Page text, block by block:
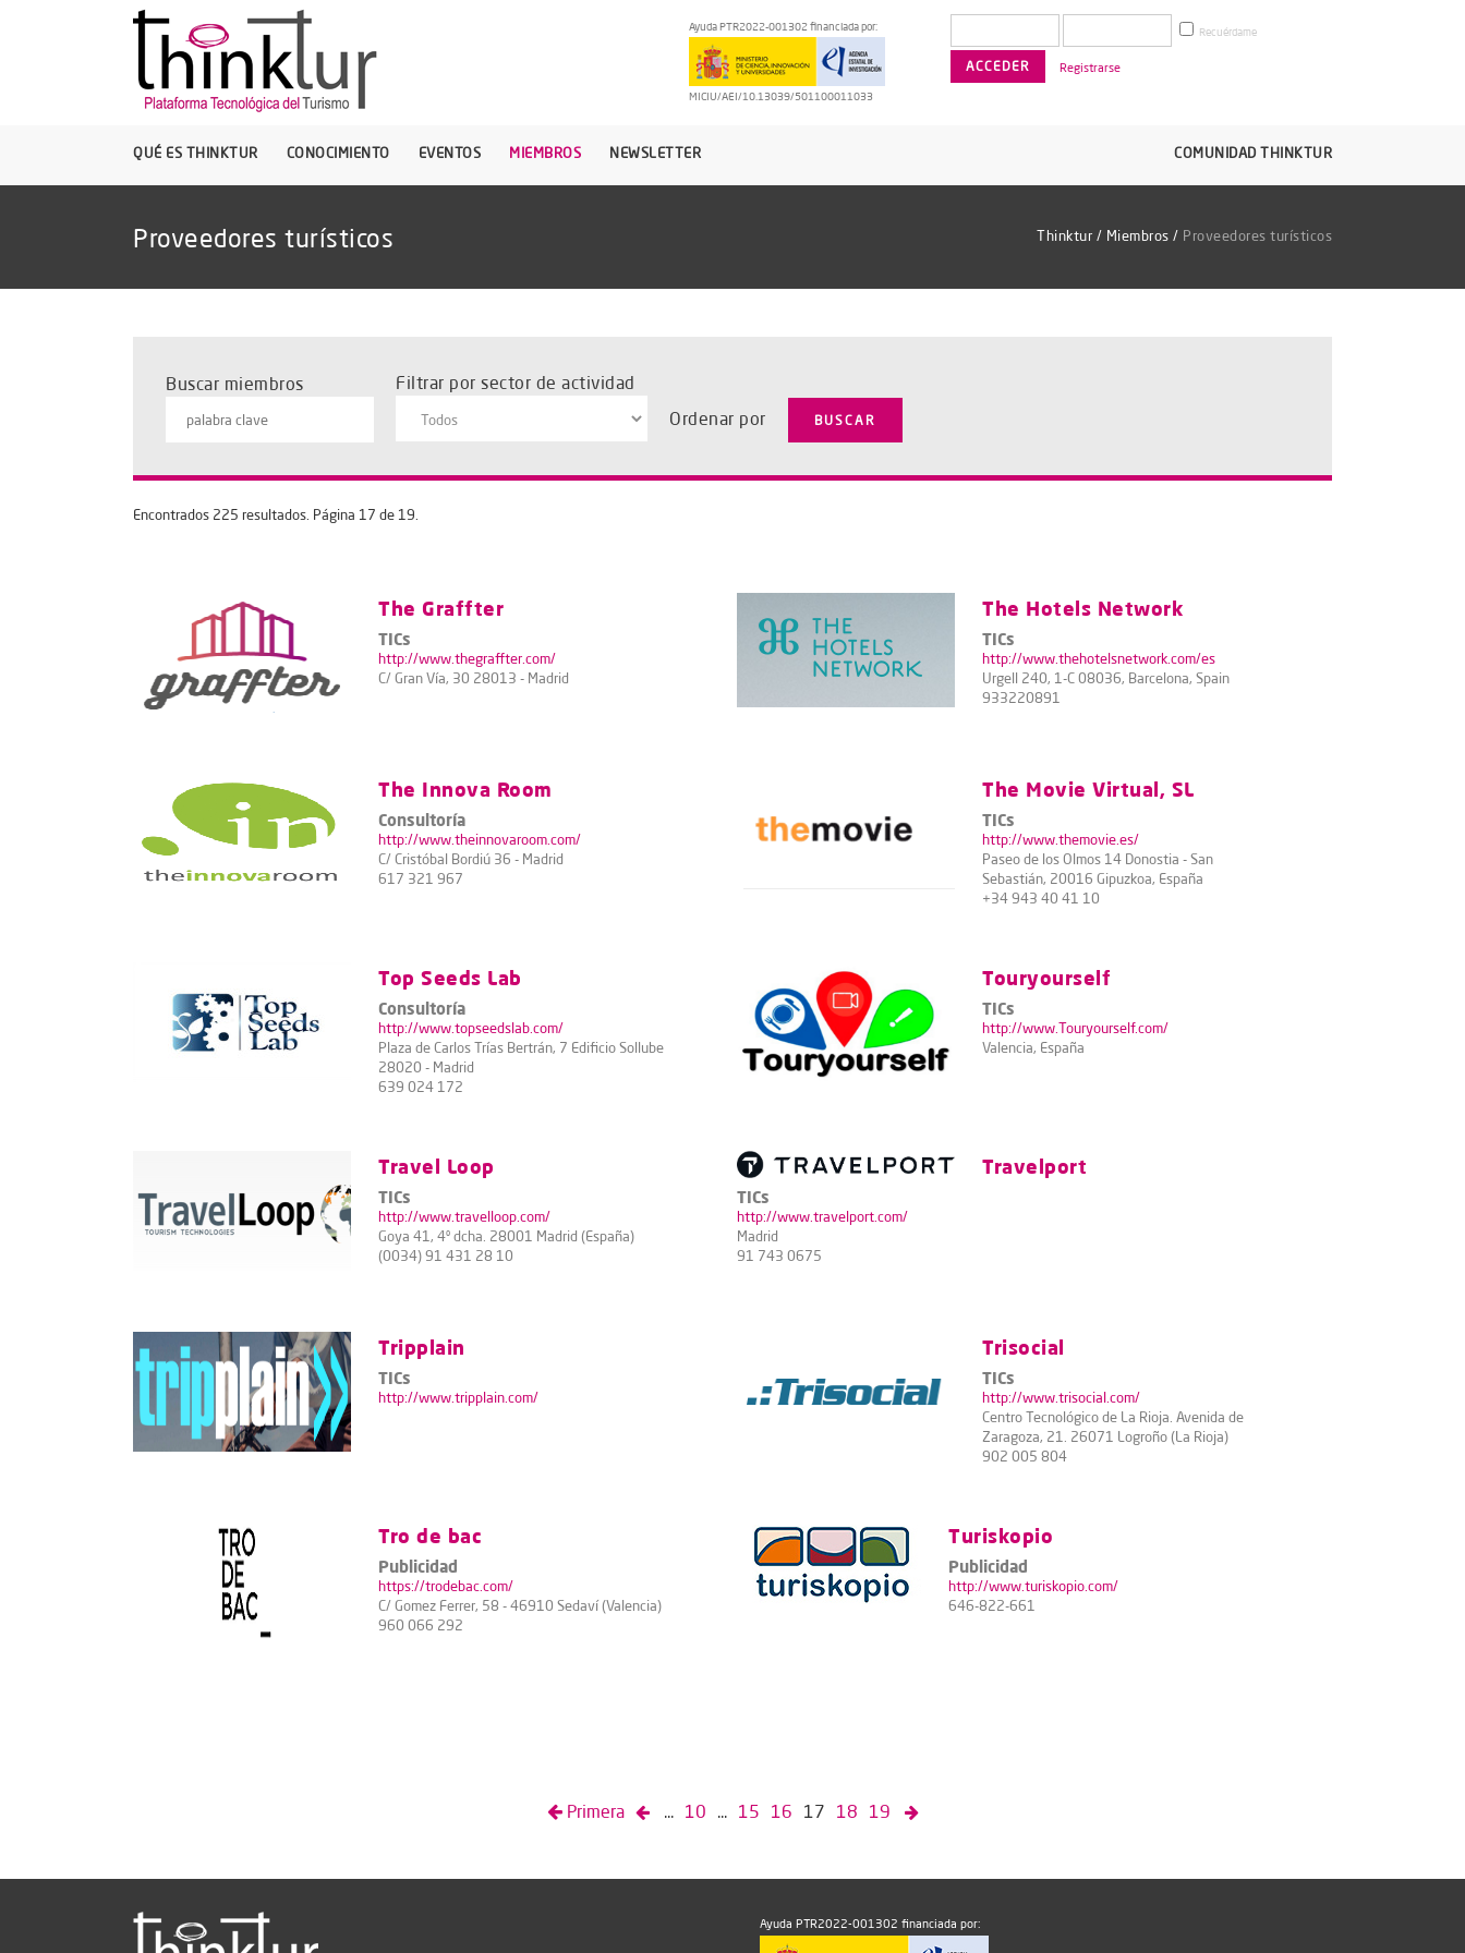
Ayuda PTR2022-001302 financiada por:
MICIU/AEI/10.13039/501100011033
Recuérdame
Registrarse
QUÉ ES THINKTUR CONOCIMIENTO EVENTOS MIEMBROS NEWSLETTER COMUNIDAD THINKTUR
Proveedores turísticos Thinktur / Miembros / Proveedores turísticos
Buscar miembros
Filtrar por sector de actividad
Ordenar por
Encontrados 225 resultados. Página 17 de 19.
The Graffter
TICs
http://www.thegraffter.com/
C/ Gran Vía, 30 28013 - Madrid
The Hotels Network
TICs
http://www.thehotelsnetwork.com/es
Urgell 240, 1-C 08036, Barcelona, Spain
933220891
The Innova Room
Consultoría
http://www.theinnovaroom.com/
C/ Cristóbal Bordiú 36 - Madrid
617 321 967
The Movie Virtual, SL
TICs
http://www.themovie.es/
Paseo de los Olmos 14 Donostia - San
Sebastián, 20016 Gipuzkoa, España
+34 943 40 41 10
Top Seeds Lab
Consultoría
http://www.topseedslab.com/
Plaza de Carlos Trías Bertrán, 7 Edificio Sollube
28020 - Madrid
639 024 172
Touryourself
TICs
http://www.Touryourself.com/
Valencia, España
Travel Loop
TICs
http://www.travelloop.com/
Goya 41, 4º dcha. 28001 Madrid (España)
(0034) 91 431 28 10
Travelport
TICs
http://www.travelport.com/
Madrid
91 743 0675
Tripplain
TICs
http://www.tripplain.com/
Trisocial
TICs
http://www.trisocial.com/
Centro Tecnológico de La Rioja. Avenida de
Zaragoza, 21. 26071 Logroño (La Rioja)
902 005 804
Tro de bac
Publicidad
https://trodebac.com/
C/ Gomez Ferrer, 58 - 46910 Sedaví (Valencia)
960 066 292
Turiskopio
Publicidad
http://www.turiskopio.com/
646-822-661
Primera ... 10 ... 15 16 17 18 19
Ayuda PTR2022-001302 financiada por: